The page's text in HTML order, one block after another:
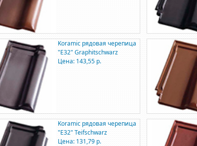
Koramic рядовая черепица
"E32" Graphitschwarz
Цена: 143,55 р.
Koramic рядовая черепица
"E32" Teifschwarz
Цена: 131,79 р.